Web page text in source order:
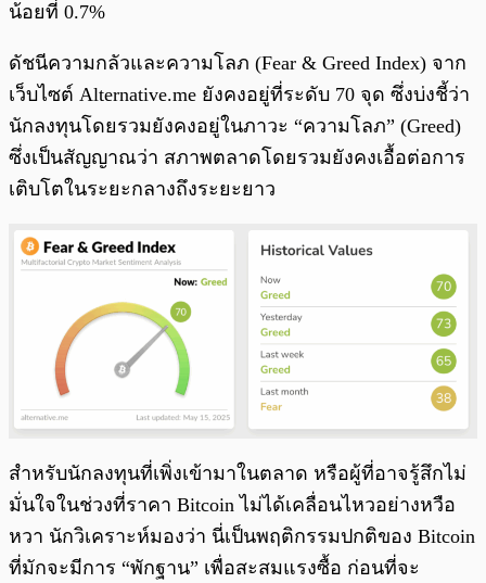
น้อยที่ 0.7%
ดัชนีความกลัวและความโลภ (Fear & Greed Index) จาก
เว็บไซต์ Alternative.me ยังคงอยู่ที่ระดับ 70 จุด ซึ่งบ่งชี้ว่า
นักลงทุนโดยรวมยังคงอยู่ในภาวะ “ความโลภ” (Greed)
ซึ่งเป็นสัญญาณว่า สภาพตลาดโดยรวมยังคงเอื้อต่อการ
เติบโตในระยะกลางถึงระยะยาว
สำหรับนักลงทุนที่เพิ่งเข้ามาในตลาด หรือผู้ที่อาจรู้สึกไม่
มั่นใจในช่วงที่ราคา Bitcoin ไม่ได้เคลื่อนไหวอย่างหวือ
หวา นักวิเคราะห์มองว่า นี่เป็นพฤติกรรมปกติของ Bitcoin
ที่มักจะมีการ “พักฐาน” เพื่อสะสมแรงซื้อ ก่อนที่จะ